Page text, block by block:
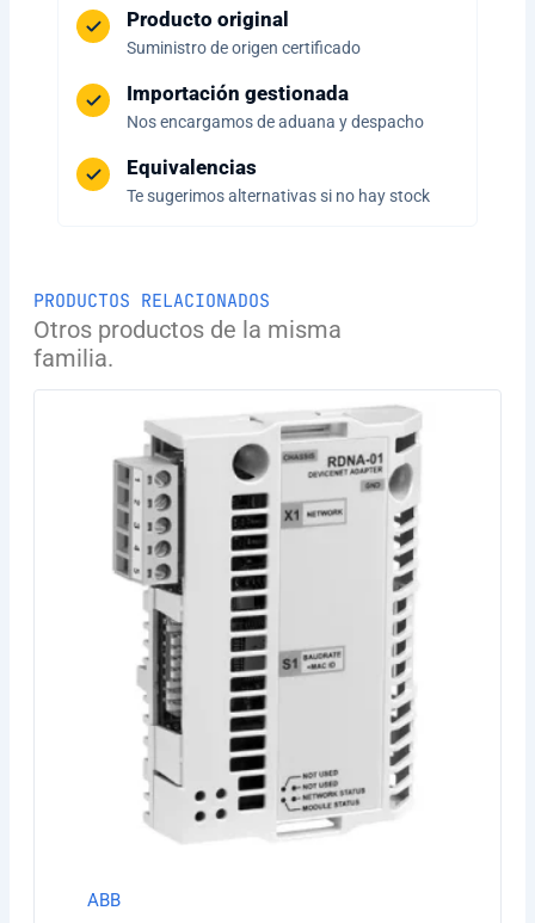
Producto original
Suministro de origen certificado
Importación gestionada
Nos encargamos de aduana y despacho
Equivalencias
Te sugerimos alternativas si no hay stock
PRODUCTOS RELACIONADOS
Otros productos de la misma
familia.
ABB